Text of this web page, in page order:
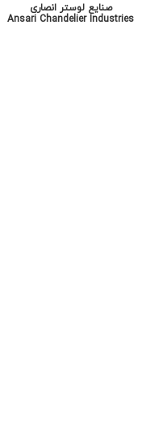
صنایع لوستر انصاری
Ansari Chandelier Industries